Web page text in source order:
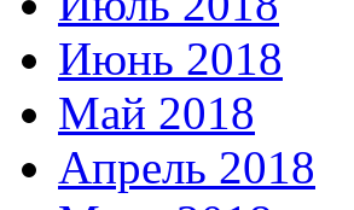
Июнь 2018
Май 2018
Апрель 2018